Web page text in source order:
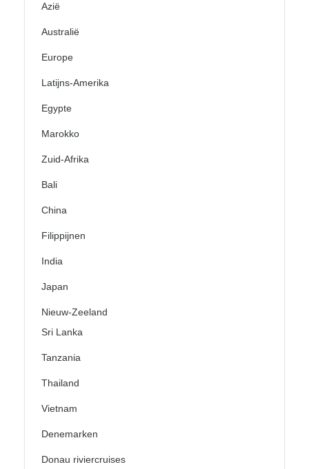
Azië
Australië
Europe
Latijns-Amerika
Egypte
Marokko
Zuid-Afrika
Bali
China
Filippijnen
India
Japan
Nieuw-Zeeland
Sri Lanka
Tanzania
Thailand
Vietnam
Denemarken
Donau riviercruises